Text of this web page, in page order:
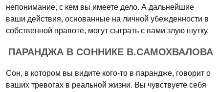
непонимание, с кем вы имеете дело. А дальнейшие
ваши действия, основанные на личной убежденности в
собственной правоте, могут сыграть с вами злую шутку.
ПАРАНДЖА В СОННИКЕ В.САМОХВАЛОВА
Сон, в котором вы видите кого-то в парандже, говорит о
ваших тревогах в реальной жизни. Вы чувствуете себя